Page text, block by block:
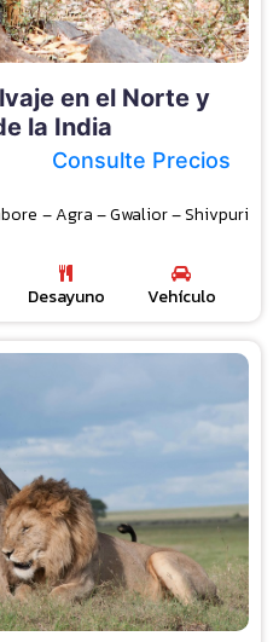
en el Norte y
la India
Consulte Precios
– Agra – Gwalior – Shivpuri
Desayuno Vehículo